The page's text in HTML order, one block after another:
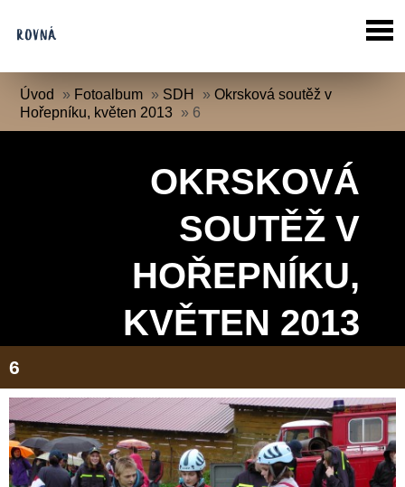
Úvod » Fotoalbum » SDH »Okrsková soutěž v
Hořepníku, květen 2013 » 6
OKRSKOVÁ
SOUTĚŽ V
HOŘEPNÍKU,
KVĚTEN 2013
6